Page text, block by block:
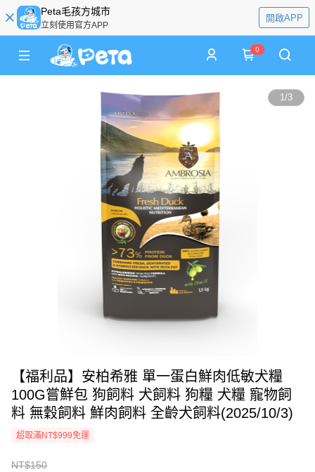
Peta毛孩方城市
立刻使用官方APP
開啟APP
0
1/3
【福利品】安柏希雅 單一蛋白鮮肉低敏犬糧
100G嘗鮮包 狗飼料 犬飼料 狗糧 犬糧 寵物飼
料 無穀飼料 鮮肉飼料 全齡犬飼料(2025/10/3)
超取滿NT$999免運
NT$150